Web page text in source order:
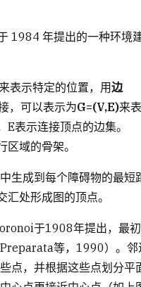
1984 年提出的一种环境
表示特定的位置，用边
，可以表示为G=(V,E)来
表示连接顶点的边集。
域的骨架。
生成到每个障碍物的最短
处形成图的顶点。
于1908年提出，最
等，1990）。邻
点，并根据这些点划分平